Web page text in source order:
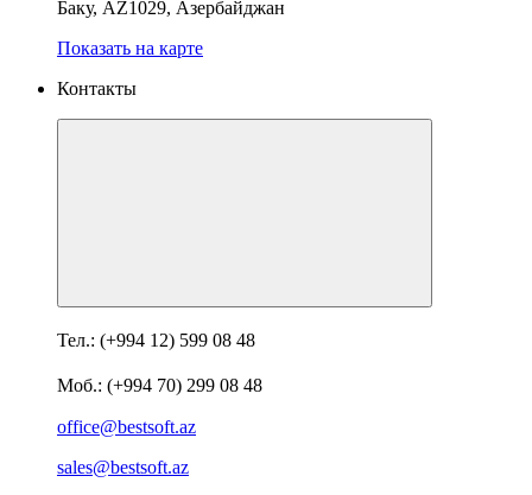
Баку, AZ1029, Азербайджан
Показать на карте
Контакты
Тел.: (+994 12) 599 08 48
Моб.: (+994 70) 299 08 48
office@bestsoft.az
sales@bestsoft.az